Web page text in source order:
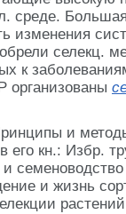
среде.
изменения
селекц.
к
организованы
и
его кн.: Избр.
семеноводство
и жизнь